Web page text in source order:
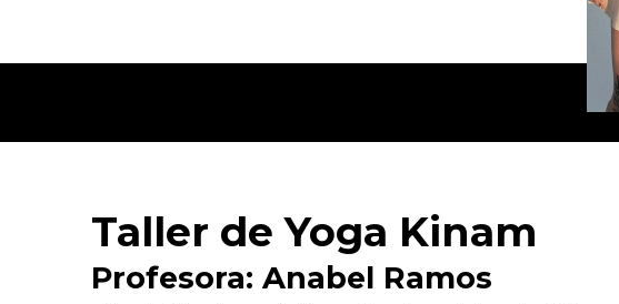
Taller de Yoga Kinam
Profesora: Anabel Ramos